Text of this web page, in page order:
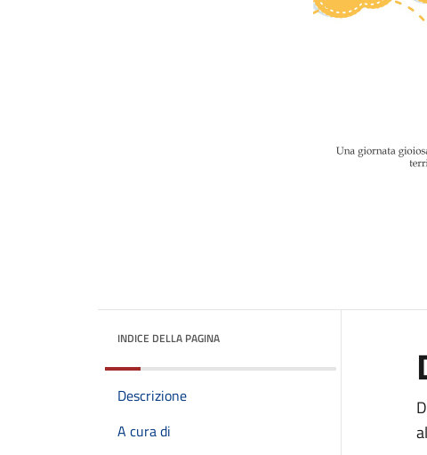
INDICE DELLA PAGINA
Descrizione
A cura di